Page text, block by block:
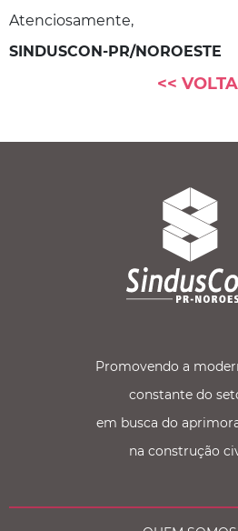
Atenciosamente,
SINDUSCON-PR/NOROESTE
<<
Promovendo a
constante do
em busca do
na construção